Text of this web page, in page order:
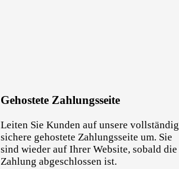
Gehostete Zahlungsseite
Leiten Sie Kunden auf unsere vollständig
sichere gehostete Zahlungsseite um. Sie
sind wieder auf Ihrer Website, sobald die
Zahlung abgeschlossen ist.